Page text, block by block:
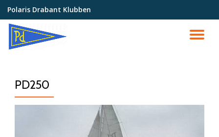
Videre
indhold
Polaris Drabant Klubben
PD250